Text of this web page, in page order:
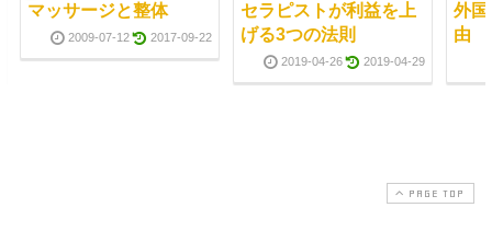
マッサージと整体
2009-07-12 2017-09-22
セラピストが利益を上
げる3つの法則
2019-04-26 2019-04-29
外
由
PAGE TOP